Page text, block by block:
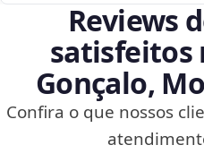
Reviews
satisfeitos
Gonçalo,
Confira o que nossos